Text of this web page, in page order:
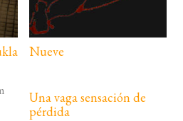
Nueve
Una vaga sensación de
pérdida